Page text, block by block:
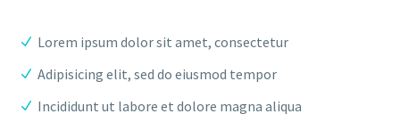
Lorem ipsum dolor sit amet, consectetur
Adipisicing elit, sed do eiusmod tempor
Incididunt ut labore et dolore magna aliqua